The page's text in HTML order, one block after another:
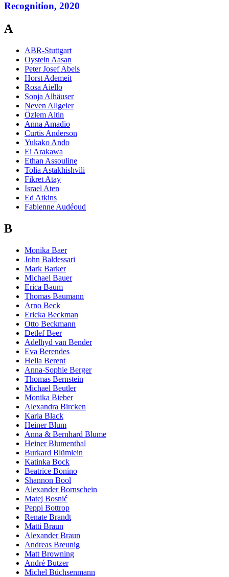
Recognition, 2020
A
ABR-Stuttgart
Oystein Aasan
Peter Josef Abels
Horst Ademeit
Rosa Aiello
Sonja Alhäuser
Neven Allgeier
Özlem Altin
Anna Amadio
Curtis Anderson
Yukako Ando
Ei Arakawa
Ethan Assouline
Tolia Astakhishvili
Fikret Atay
Israel Aten
Ed Atkins
Fabienne Audéoud
B
Monika Baer
John Baldessari
Mark Barker
Michael Bauer
Erica Baum
Thomas Baumann
Arno Beck
Ericka Beckman
Otto Beckmann
Detlef Beer
Adelhyd van Bender
Eva Berendes
Hella Berent
Anna-Sophie Berger
Thomas Bernstein
Michael Beutler
Monika Bieber
Alexandra Bircken
Karla Black
Heiner Blum
Anna & Bernhard Blume
Heiner Blumenthal
Burkard Blümlein
Katinka Bock
Beatrice Bonino
Shannon Bool
Alexander Bornschein
Matej Bosnić
Peppi Bottrop
Renate Brandt
Matti Braun
Alexander Braun
Andreas Breunig
Matt Browning
André Butzer
Michel Büchsenmann